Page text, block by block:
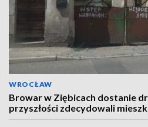
WROCŁAW
Browar w Ziębicach dostanie
przyszłości zdecydowali